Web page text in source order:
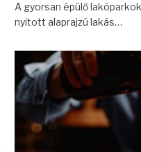
A gyorsan épülő
nyitott alaprajzú lakás…